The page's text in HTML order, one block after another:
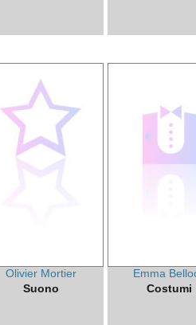
Olivier Mortier
Suono
Emma
Costumi